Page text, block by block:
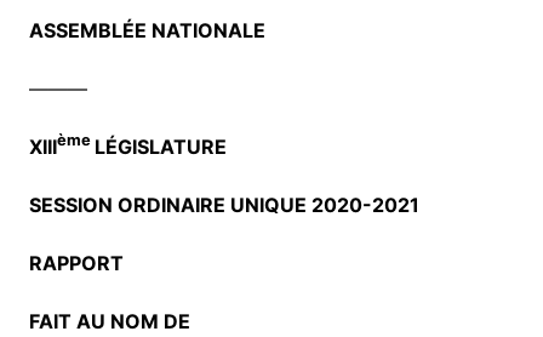
ASSEMBLÉE NATIONALE
———
XIIIème LÉGISLATURE
SESSION ORDINAIRE UNIQUE 2020-2021
RAPPORT
FAIT AU NOM DE